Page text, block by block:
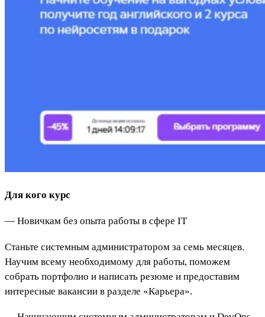
Для кого курс
— Новичкам без опыта работы в сфере IT
Станьте системным администратором за семь месяцев.
Научим всему необходимому для работы, поможем
собрать портфолио и написать резюме и предоставим
интересные вакансии в разделе «Карьера».